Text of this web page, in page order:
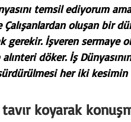
temsil ediyorum
oluşan bir
gerekir. İşveren sermaye
döker. İş
her iki kesimin
koyarak